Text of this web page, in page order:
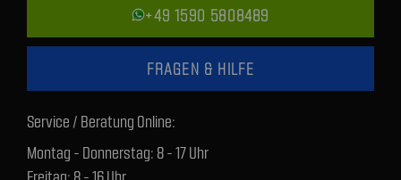
+49 1590 5808489
FRAGEN & HILFE
Service / Beratung Online:
Montag - Donnerstag: 8 - 17 Uhr
Freitag: 8 - 16 Uhr